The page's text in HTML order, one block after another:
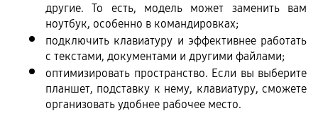
другие. То есть, модель может заменить вам
ноутбук, особенно в командировках;
подключить клавиатуру и эффективнее работать
с текстами, документами и другими файлами;
оптимизировать пространство. Если вы выберите
планшет, подставку к нему, клавиатуру, сможете
организовать удобнее рабочее место.